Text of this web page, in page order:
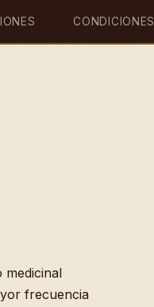
CONDICIONES
medicinal
frecuencia